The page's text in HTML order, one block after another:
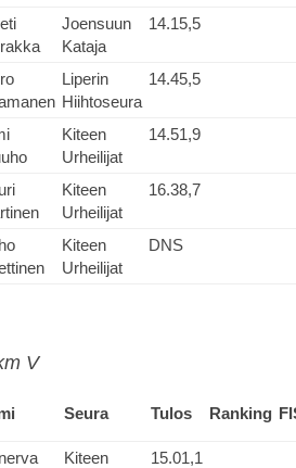
Joensuun
Kataja
14.15,5
Liperin
Hiihtoseura
14.45,5
Kiteen
Urheilijat
14.51,9
Kiteen
Urheilijat
16.38,7
Kiteen
Urheilijat
DNS
V
Seura Tulos Ranking
Kiteen
15.01,1